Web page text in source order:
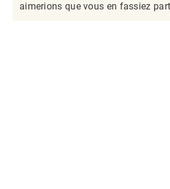
aimerions que vous en fassiez